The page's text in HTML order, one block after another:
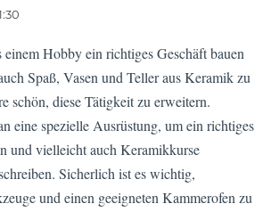
einem Hobby ein richtiges Geschäft bauen
Spaß, Vasen und Teller aus Keramik zu
schön, diese Tätigkeit zu erweitern.
eine spezielle Ausrüstung, um ein richtiges
und vielleicht auch Keramikkurse
Sicherlich ist es wichtig,
und einen geeigneten Kammerofen zu